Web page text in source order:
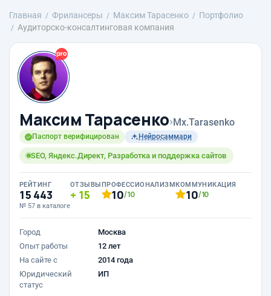
Главная Фрилансеры Максим Тарасенко
Портфолио
Аудиторско-консалтинговая компания
Максим Тарасенко›Mx.Tarasenko
Паспорт верифицирован Нейросаммари
SEO, Яндекс.Директ, Разработка и поддержка сайтов
РЕЙТИНГ
15 443
№ 57 в каталоге
ОТЗЫВЫ
15
ПРОФЕССИОНАЛИЗМ
10/10
КОММУНИКАЦИЯ
10/10
Город
Москва
Опыт работы
12 лет
На сайте с
2014 года
Юридический
статус
ИП